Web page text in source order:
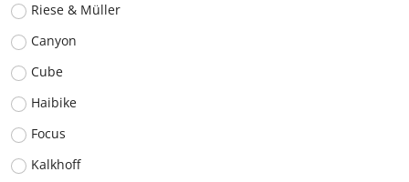
Riese & Müller
Canyon
Cube
Haibike
Focus
Kalkhoff